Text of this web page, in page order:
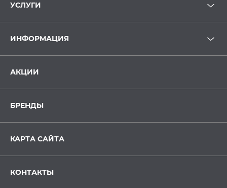
УСЛУГИ
ИНФОРМАЦИЯ
АКЦИИ
БРЕНДЫ
КАРТА САЙТА
КОНТАКТЫ